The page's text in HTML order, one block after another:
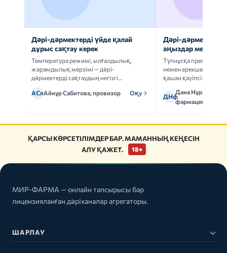
Дәрі-дәрмектерді үйде қалай
дұрыс сақтау керек
Температура режимі, ылғалдылық,
жарамдылық мерзімі — дәрі-
дәрмектерді сақтаудың негізгі
АСпАйнұр Сабитова, провизор Оқу
Дәрі-дәрмек
аңыздар мен
Түпнұсқа
немен ерекшеленеді
қашан қауіпсіз.
ДНф
Дана
фармацевт
ҚАРСЫ КӨРСЕТІЛІМДЕР БАР. МАМАННЫҢ КЕҢЕСІН
АЛУ ҚАЖЕТ.
18+
МИР-ФАРМА — онлайн тапсырысы бар
лицензияланған дәріханалар агрегаторы.
ШАРЛАУ